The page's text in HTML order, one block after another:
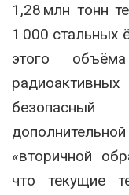
1,28 млн тонн
1 000 стальных
этого
«вторичной
что текущие